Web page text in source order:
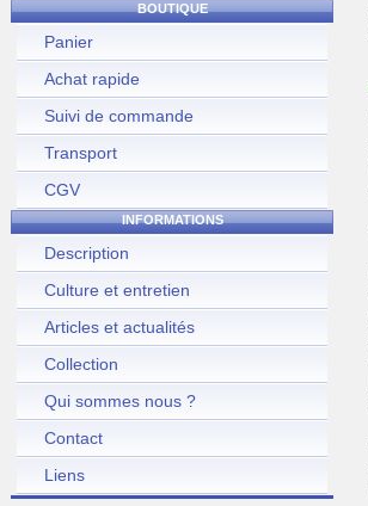
BOUTIQUE
Panier
Achat rapide
Suivi de commande
Transport
CGV
INFORMATIONS
Description
Culture et entretien
Articles et actualités
Collection
Qui sommes nous ?
Contact
Liens